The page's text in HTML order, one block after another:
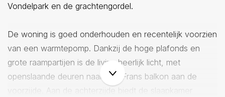
Vondelpark en de grachtengordel.
De woning is goed onderhouden en recentelijk voorzien
van een warmtepomp. Dankzij de hoge plafonds en
grote raampartijen is de living heerlijk licht, met
openslaande deuren naar een Frans balkon aan de
voorzijde. Aan de achterzijde biedt de slaapkamer